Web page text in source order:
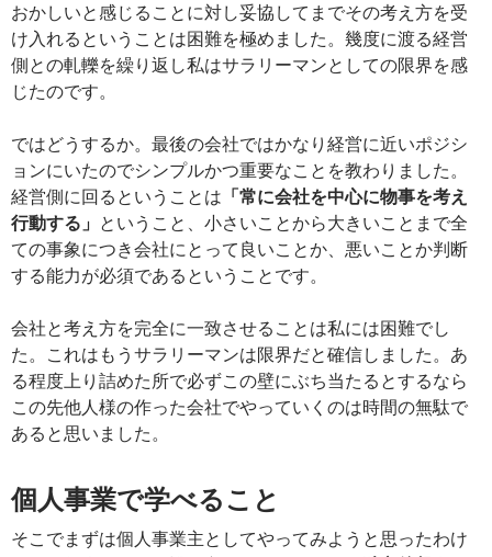
おかしいと感じることに対し妥協してまでその考え方を受
け入れるということは困難を極めました。幾度に渡る経営
側との軋轢を繰り返し私はサラリーマンとしての限界を感
じたのです。
ではどうするか。最後の会社ではかなり経営に近いポジシ
ョンにいたのでシンプルかつ重要なことを教わりました。
経営側に回るということは 「常に会社を中心に物事を考え
行動する」 ということ、小さいことから大きいことまで全
ての事象につき会社にとって良いことか、悪いことか判断
する能力が必須であるということです。
会社と考え方を完全に一致させることは私には困難でし
た。これはもうサラリーマンは限界だと確信しました。あ
る程度上り詰めた所で必ずこの壁にぶち当たるとするなら
この先他人様の作った会社でやっていくのは時間の無駄で
あると思いました。
個人事業で学べること
そこでまずは個人事業主としてやってみようと思ったわけ